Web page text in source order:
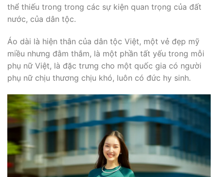
thể thiếu trong trong các sự kiện quan trọng của đất
nước, của dân tộc.
Áo dài là hiện thân của dân tộc Việt, một vẻ đẹp mỹ
miều nhưng đằm thắm, là một phần tất yếu trong mỗi
phụ nữ Việt, là đặc trưng cho một quốc gia có người
phụ nữ chịu thương chịu khó, luôn có đức hy sinh.